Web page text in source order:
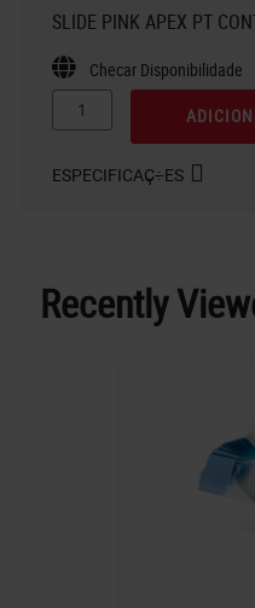
SLIDE PINK APEX PT
Checar Disponibilidade
ESPECIFICAÇ÷ES
Recently